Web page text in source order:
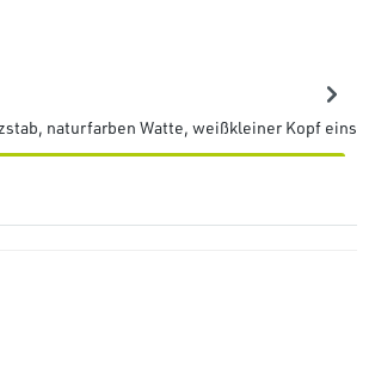
naturfarben Watte, weißkleiner Kopf